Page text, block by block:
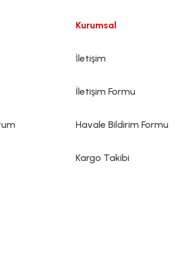
Kurumsal
İletişim
İletişim Formu
Havale Bildirim Formu
Kargo Takibi